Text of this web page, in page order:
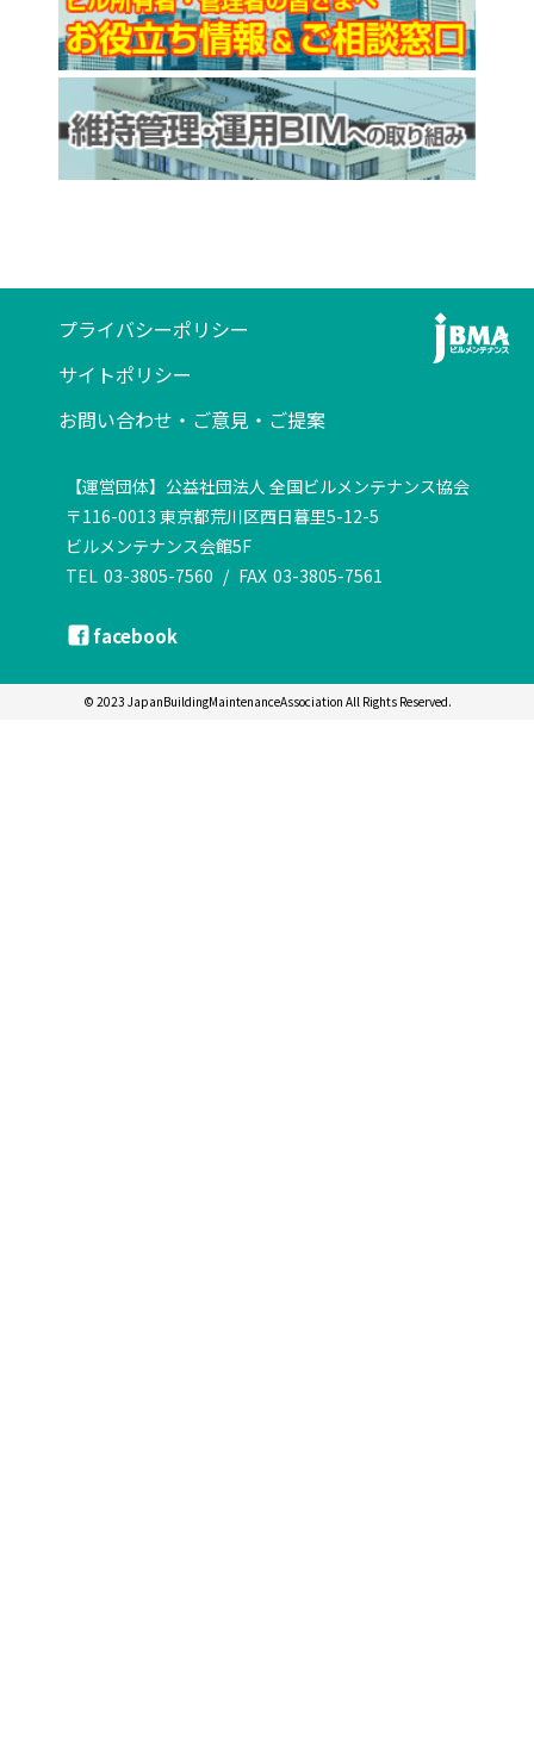
プライバシーポリシー
サイトポリシー
お問い合わせ・ご意見・ご提案
【運営団体】公益社団法人 全国ビルメンテナンス協会
〒116-0013 東京都荒川区西日暮里5-12-5
ビルメンテナンス会館5F
TEL 03-3805-7560 / FAX 03-3805-7561
facebook
© 2023 JapanBuildingMaintenanceAssociation All Rights Reserved.